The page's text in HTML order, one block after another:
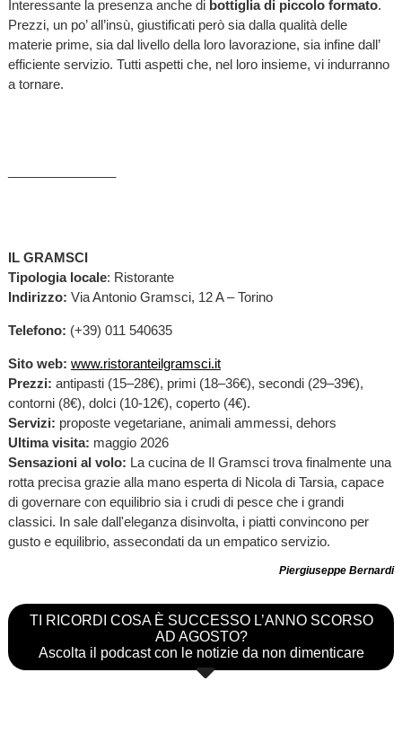
Interessante la presenza anche di bottiglia di piccolo formato.
Prezzi, un po’ all’insù, giustificati però sia dalla qualità delle
materie prime, sia dal livello della loro lavorazione, sia infine dall’
efficiente servizio. Tutti aspetti che, nel loro insieme, vi indurranno
a tornare.
IL GRAMSCI
Tipologia locale: Ristorante
Indirizzo: Via Antonio Gramsci, 12 A – Torino
Telefono: (+39) 011 540635
Sito web: www.ristoranteilgramsci.it
Prezzi: antipasti (15–28€), primi (18–36€), secondi (29–39€),
contorni (8€), dolci (10-12€), coperto (4€).
Servizi: proposte vegetariane, animali ammessi, dehors
Ultima visita: maggio 2026
Sensazioni al volo: La cucina de Il Gramsci trova finalmente una
rotta precisa grazie alla mano esperta di Nicola di Tarsia, capace
di governare con equilibrio sia i crudi di pesce che i grandi
classici. In sale dall'eleganza disinvolta, i piatti convincono per
gusto e equilibrio, assecondati da un empatico servizio.
Piergiuseppe Bernardi
TI RICORDI COSA È SUCCESSO L’ANNO SCORSO
AD AGOSTO?
Ascolta il podcast con le notizie da non dimenticare